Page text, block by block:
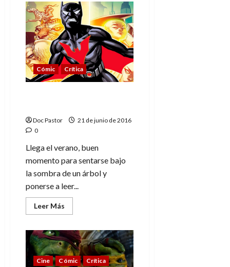
Independence
Day:
Resurgence
Emmerich
contraataca
y
vence
de
nuevo
Cómic Crítica
Doc Pastor
21 de junio de 2016
0
Llega el verano, buen
momento para sentarse bajo
la sombra de un árbol y
ponerse a leer...
Leer Más
más
5
cómics
para
leer
este
Cine Cómic
Crítica